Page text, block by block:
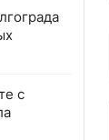
с